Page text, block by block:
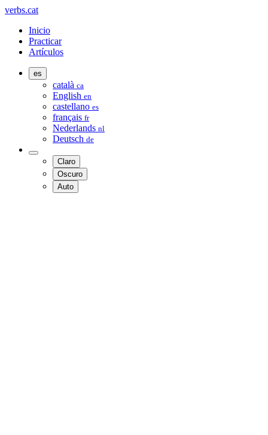
verbs.cat
Inicio
Practicar
Artículos
es
català ca
English en
castellano es
français fr
Nederlands nl
Deutsch de
Claro
Oscuro
Auto